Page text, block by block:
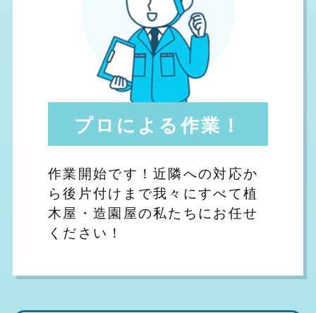
プロによる作業！
作業開始です！近隣への対応か
ら後片付けまで我々にすべて植
木屋・造園屋の私たちにお任せ
ください！